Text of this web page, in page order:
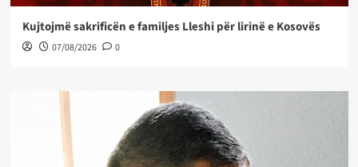
Kujtojmë sakrificën e familjes Lleshi për lirinë e Kosovës
07/08/2026 0